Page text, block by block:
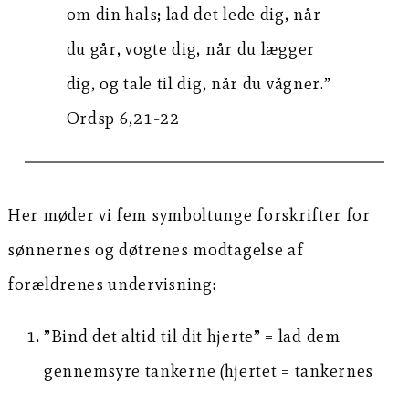
om din hals; lad det lede dig, når
du går, vogte dig, når du lægger
dig, og tale til dig, når du vågner.”
Ordsp 6,21-22
Her møder vi fem symboltunge forskrifter for
sønnernes og døtrenes modtagelse af
forældrenes undervisning:
”Bind det altid til dit hjerte” = lad dem
gennemsyre tankerne (hjertet = tankernes